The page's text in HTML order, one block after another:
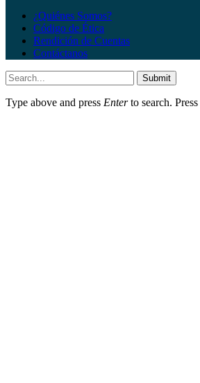
¿Quiénes Somos?
Código de Ética
Rendición de Cuentas
Contáctanos
Submit
Type above and press Enterto search. Press